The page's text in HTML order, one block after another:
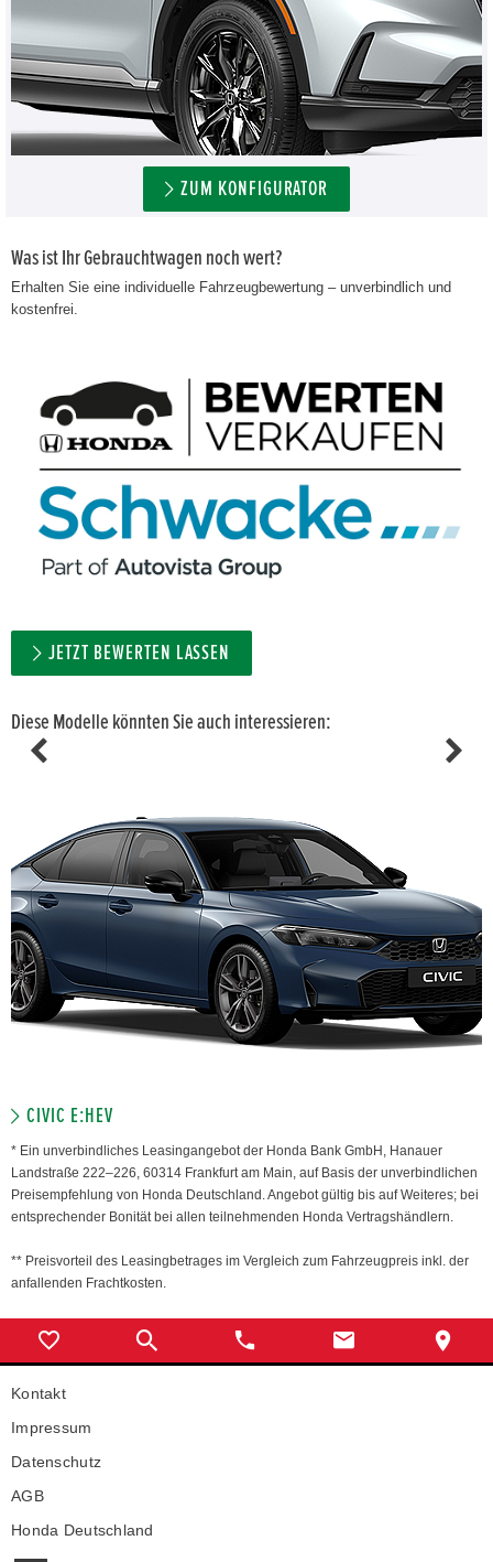
ZUM KONFIGURATOR
Was ist Ihr Gebrauchtwagen noch wert?
Erhalten Sie eine individuelle Fahrzeugbewertung – unverbindlich und
kostenfrei.
JETZT BEWERTEN LASSEN
Diese Modelle könnten Sie auch interessieren:
CIVIC E:HEV
* Ein unverbindliches Leasingangebot der Honda Bank GmbH, Hanauer
Landstraße 222–226, 60314 Frankfurt am Main, auf Basis der unverbindlichen
Preisempfehlung von Honda Deutschland. Angebot gültig bis auf Weiteres; bei
entsprechender Bonität bei allen teilnehmenden Honda Vertragshändlern.
** Preisvorteil des Leasingbetrages im Vergleich zum Fahrzeugpreis inkl. der
anfallenden Frachtkosten.
Kontakt
Impressum
Datenschutz
AGB
Honda Deutschland